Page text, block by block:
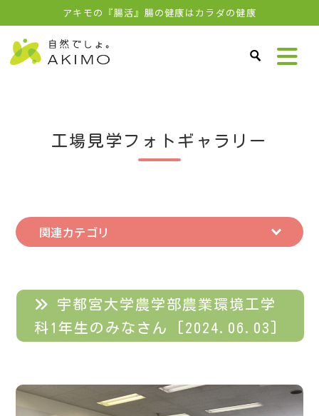
アキモの『腸活』腸の健康はカラダの健康
工場見学フォトギャラリー
関連カテゴリ
宇都宮大学農学部農業環境工学
科1年生のみなさん [2024.06.03]